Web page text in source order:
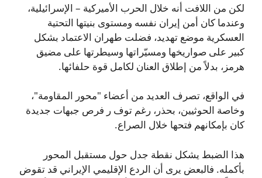
لكن من اللافت أنه خلال الحرب الأميركية – الإسرائيلية،
وعندما كان أمن إيران نفسه ومستوى بنيتها التحتية
العسكرية موضع تهديد، فضلت طهران الاعتماد بشكل
كبير على صواريخها ومسيّراتها وسيطرتها على مضيق
هرمز، بدلاً من إطلاق العنان لكامل قوة حلفائها.
في الواقع، تصرف العديد من أعضاء "محور المقاومة"،
وخاصة الحوثيين، بحذر، رغم توف ر فرص جبهات جديدة
كان بإمكانهم فتحها خلال الصراع.
هذا الضبط يشكل نقطة جدل حول مستقبل المحور
بأكمله. فالبعض يرى أن الردع الإقليمي الإيراني قد تقوض